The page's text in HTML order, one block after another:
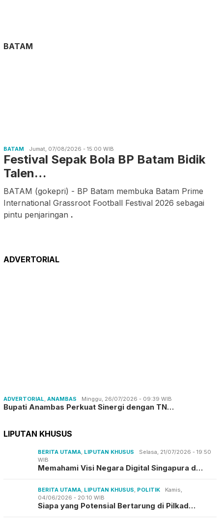
BATAM
BATAM Jumat, 07/08/2026 - 15:00 WIB
Festival Sepak Bola BP Batam Bidik
Talen…
BATAM (gokepri) - BP Batam membuka Batam Prime
International Grassroot Football Festival 2026 sebagai
pintu penjaringan .
ADVERTORIAL
ADVERTORIAL, ANAMBAS Minggu, 26/07/2026 - 09:39 WIB
Bupati Anambas Perkuat Sinergi dengan TN…
LIPUTAN KHUSUS
BERITA UTAMA, LIPUTAN KHUSUS
Selasa, 21/07/2026 - 19:50
WIB
Memahami Visi Negara Digital Singapura d…
BERITA UTAMA, LIPUTAN KHUSUS, POLITIK
Kamis,
04/06/2026 - 20:10 WIB
Siapa yang Potensial Bertarung di Pilkad…